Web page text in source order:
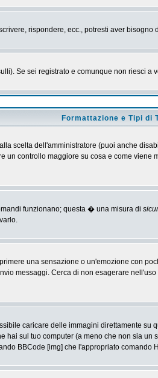
rispondere, ecc., potresti aver
Se sei registrato e comunque non riesci
Formattazione e Tipi di
scelta dell'amministratore (puoi anche
controllo maggiore su cosa e come
funzionano; questa � una misura di
una sensazione o un'emozione con
messaggi. Cerca di non esagerare
caricare delle immagini direttamente
sul tuo computer (a meno che non sia
BBCode [img] che l'appropriato comando